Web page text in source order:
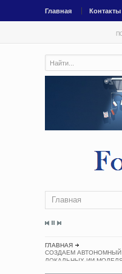
Главная Контакты
Главная
ГЛАВНАЯ
СОЗДАЕМ АВТОНОМНЫЙ
ЛОКАЛЬНЫХ ИИ-